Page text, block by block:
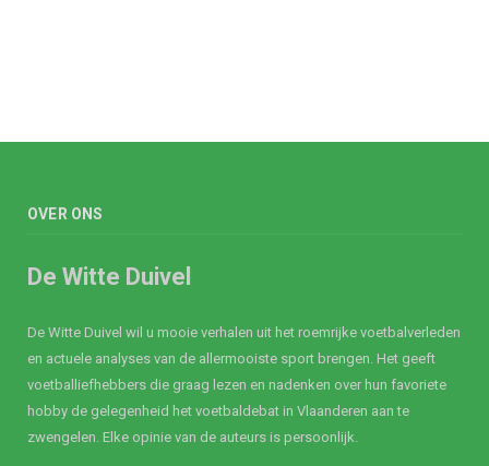
OVER ONS
De Witte Duivel
De Witte Duivel wil u mooie verhalen uit het roemrijke voetbalverleden
en actuele analyses van de allermooiste sport brengen. Het geeft
voetballiefhebbers die graag lezen en nadenken over hun favoriete
hobby de gelegenheid het voetbaldebat in Vlaanderen aan te
zwengelen. Elke opinie van de auteurs is persoonlijk.